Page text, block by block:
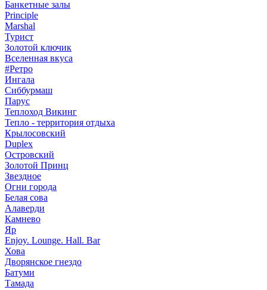
Банкетные залы
Principle
Marshal
Турист
Золотой ключик
Вселенная вкуса
#Ретро
Ингала
Сиббурмаш
Парус
Теплоход Викинг
Тепло - территория отдыха
Крылосовский
Duplex
Островский
Золотой Принц
Звездное
Огни города
Белая сова
Алаверди
Камнево
Яр
Enjoy. Lounge. Hall. Bar
Хова
Дворянское гнездо
Батуми
Тамада